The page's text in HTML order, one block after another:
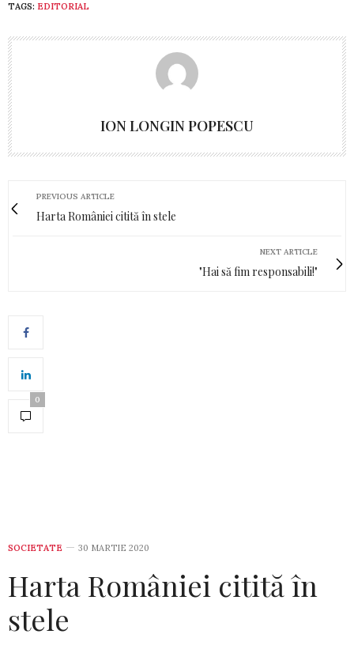
TAGS: EDITORIAL
ION LONGIN POPESCU
PREVIOUS ARTICLE
Harta României citită în stele
NEXT ARTICLE
"Hai să fim responsabili!"
0
SOCIETATE 30 MARTIE 2020
Harta României citită în
stele